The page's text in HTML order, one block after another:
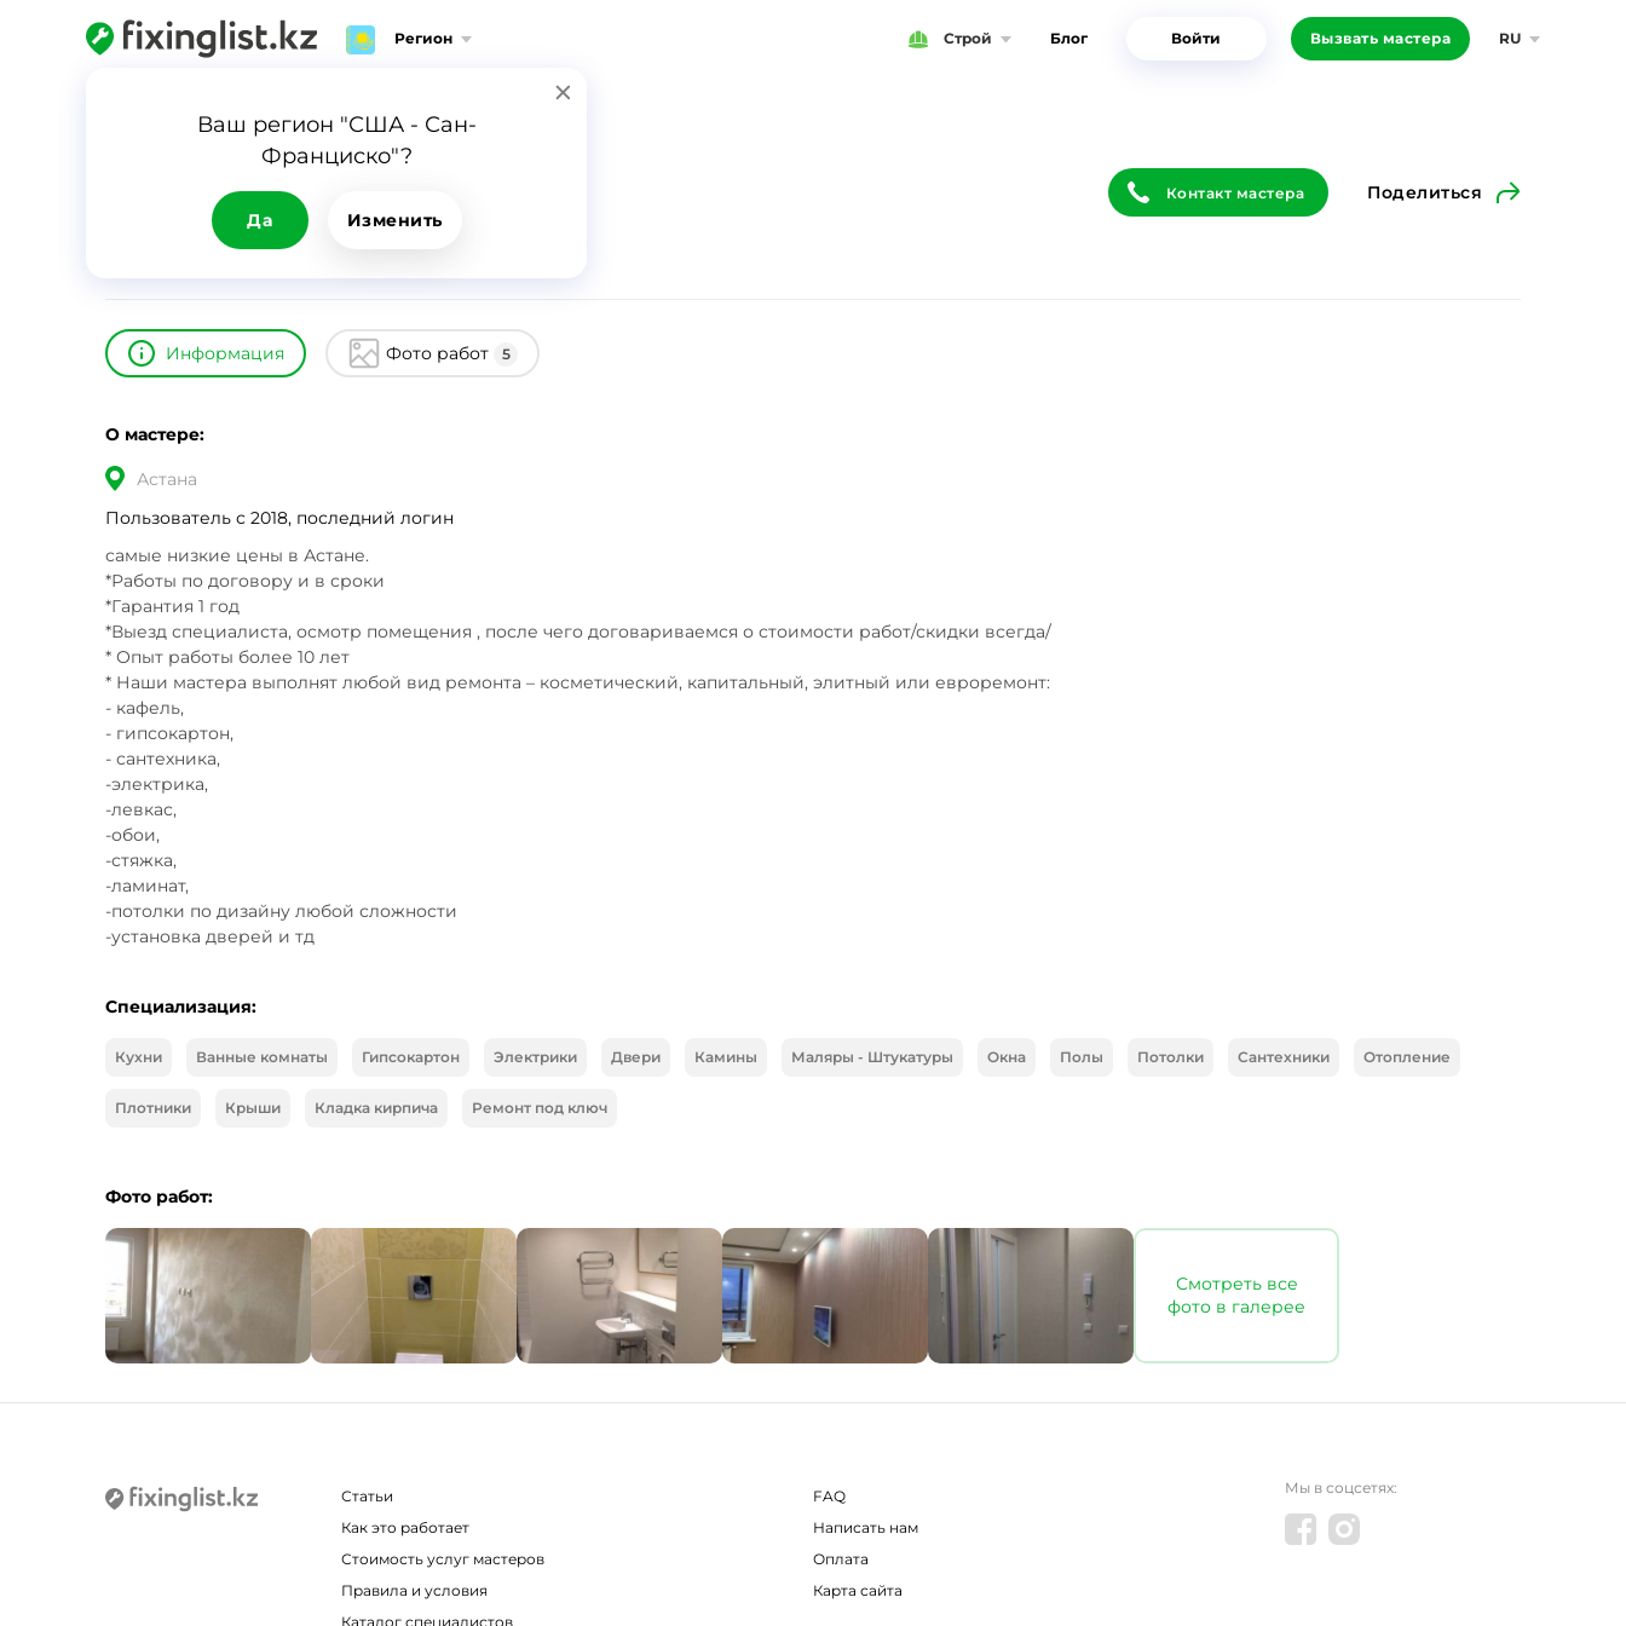
Регион Строй Блог Войти Вызвать мастера RU
Ваш регион "США - Сан-
Франциско"?
Да Изменить
Контакт мастера Поделиться
Информация Фото работ 5
О мастере:
Астана
Пользователь с 2018, последний логин
самые низкие цены в Астане.
*Работы по договору и в сроки
*Гарантия 1 год
*Выезд специалиста, осмотр помещения , после чего договариваемся о стоимости работ/скидки всегда/
* Опыт работы более 10 лет
* Наши мастера выполнят любой вид ремонта – косметический, капитальный, элитный или евроремонт:
- кафель,
- гипсокартон,
- сантехника,
-электрика,
-левкас,
-обои,
-стяжка,
-ламинат,
-потолки по дизайну любой сложности
-установка дверей и тд
Специализация:
Кухни Ванные комнаты Гипсокартон Электрики Двери Камины Маляры - Штукатуры Окна Полы Потолки Сантехники Отопление
Плотники Крыши Кладка кирпича Ремонт под ключ
Фото работ:
Смотреть все
фото в галерее
Статьи
FAQ
Как это работает
Написать нам
Стоимость услуг мастеров
Оплата
Правила и условия
Карта сайта
Каталог специалистов
Мы в соцсетях: